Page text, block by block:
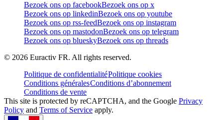
Bezoek ons op facebookBezoek ons op x
Bezoek ons op linkedinBezoek ons op youtube
Bezoek ons op rss-feedBezoek ons op instagram
Bezoek ons op mastodonBezoek ons op telegram
Bezoek ons op blueskyBezoek ons op threads
© 2026 Euractiv FR. All rights reserved.
Politique de confidentialitéPolitique cookies
Conditions généralesConditions d’abonnement
Conditions de vente
This site is protected by reCAPTCHA, and the Google Privacy
Policy and Terms of Service apply.